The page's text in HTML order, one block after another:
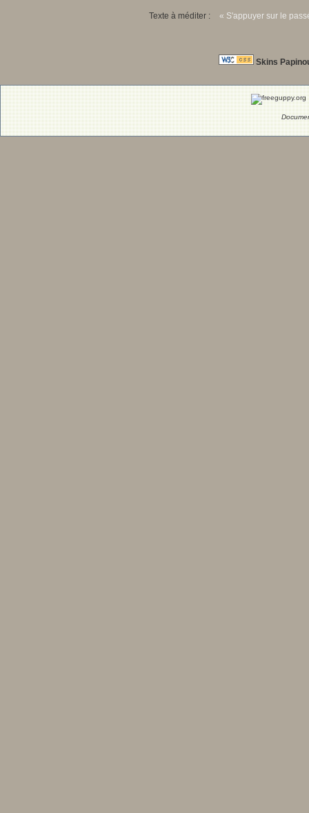
Texte à méditer : « S'appuyer sur le
Skins